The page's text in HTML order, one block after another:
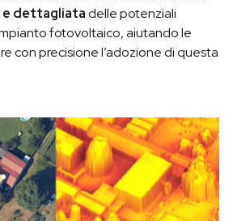
e dettagliatadelle potenziali
fotovoltaico, aiutando le
con precisione l’adozione di questa